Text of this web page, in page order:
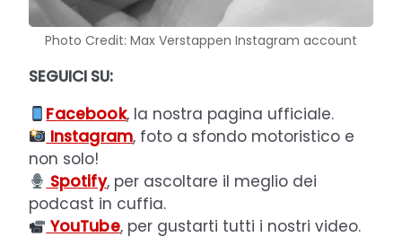
Photo Credit: Max Verstappen Instagram account
SEGUICI SU:
Facebook, la nostra pagina ufficiale.
Instagram, foto a sfondo motoristico e
non solo!
Spotify, per ascoltare il meglio dei
podcast in cuffia.
YouTube, per gustarti tutti i nostri video.